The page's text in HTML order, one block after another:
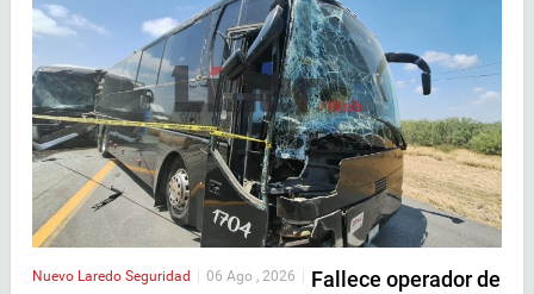
Nuevo Laredo Seguridad 06 Ago , 2026
Fallece operador de